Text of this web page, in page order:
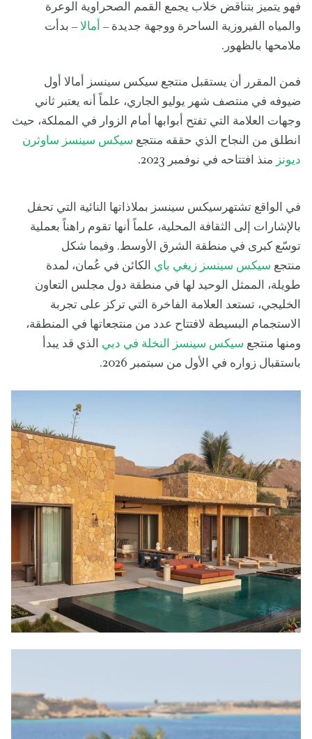
فهو يتميز بتناقض خلاب يجمع القمم الصحراوية الوعرة
والمياه الفيروزية الساحرة ووجهة جديدة – أمالا – بدأت
ملامحها بالظهور.
فمن المقرر أن يستقبل منتجع سيكس سينسز أمالا أول
ضيوفه في منتصف شهر يوليو الجاري، علماً أنه يعتبر ثاني
وجهات العلامة التي تفتح أبوابها أمام الزوار في المملكة، حيث
انطلق من النجاح الذي حققه منتجع سيكس سينسز ساوثرن
ديونز منذ افتتاحه في نوفمبر 2023.
في الواقع تشتهرسيكس سينسز بملاذاتها النائية التي تحفل
بالإشارات إلى الثقافة المحلية، علماً أنها تقوم راهناً بعملية
توسّع كبرى في منطقة الشرق الأوسط. وفيما شكل
منتجع سيكس سينسز زيغي باي الكائن في عُمان، لمدة
طويلة، الممثل الوحيد لها في منطقة دول مجلس التعاون
الخليجي، تستعد العلامة الفاخرة التي تركز على تجربة
الاستجمام البسيطة لافتتاح عدد من منتجعاتها في المنطقة،
ومنها منتجع سيكس سينسز النخلة في دبي الذي قد يبدأ
باستقبال زواره في الأول من سبتمبر 2026.